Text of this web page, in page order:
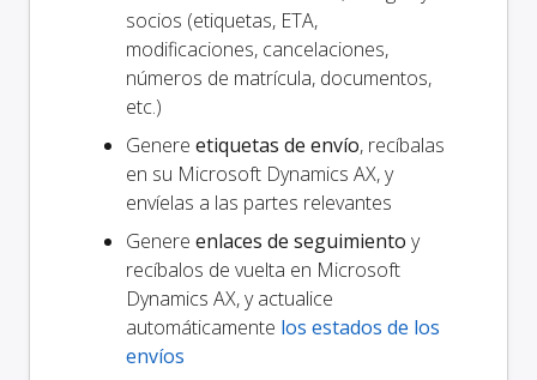
socios (etiquetas, ETA,
modificaciones, cancelaciones,
números de matrícula, documentos,
etc.)
Genere etiquetas de envío, recíbalas
en su Microsoft Dynamics AX, y
envíelas a las partes relevantes
Genere enlaces de seguimiento y
recíbalos de vuelta en Microsoft
Dynamics AX, y actualice
automáticamente los estados de los
envíos